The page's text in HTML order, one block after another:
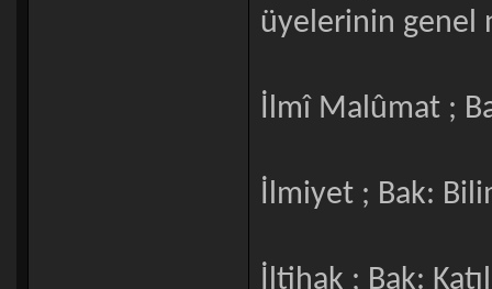
üyelerinin genel
İlmî Malûmat ;
İlmiyet ; Bak:
İltihak ; Bak: